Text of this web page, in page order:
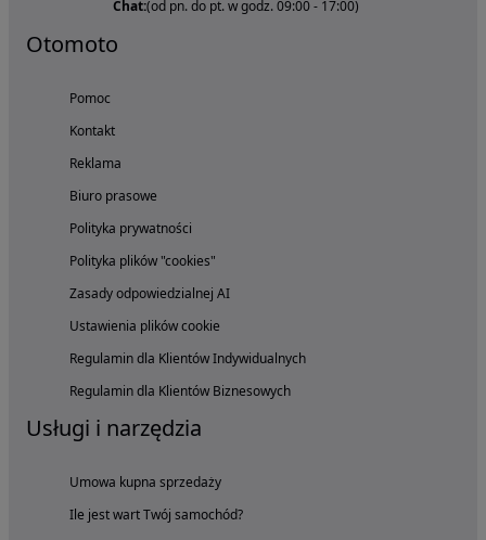
Chat:(od pn. do pt. w godz. 09:00 - 17:00)
Otomoto
Pomoc
Kontakt
Reklama
Biuro prasowe
Polityka prywatności
Polityka plików "cookies"
Zasady odpowiedzialnej AI
Ustawienia plików cookie
Regulamin dla Klientów Indywidualnych
Regulamin dla Klientów Biznesowych
Usługi i narzędzia
Umowa kupna sprzedaży
Ile jest wart Twój samochód?